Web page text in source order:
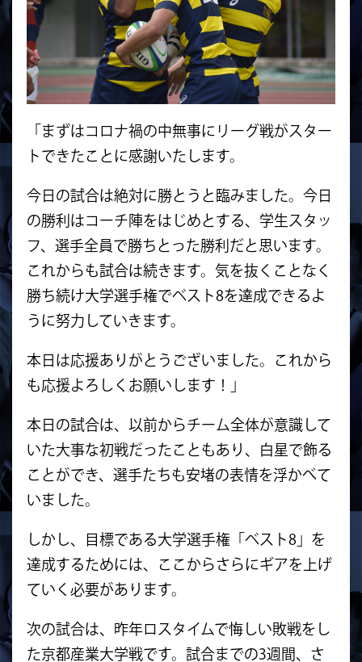
「まずはコロナ禍の中無事にリーグ戦がスター
トできたことに感謝いたします。
今日の試合は絶対に勝とうと臨みました。 今日
の勝利はコーチ陣をはじめとする、学生スタッ
フ、 選手全員で勝ちとった勝利だと思います。
これからも試合は続きます。 気を抜くことなく
勝ち続け大学選手権でベスト8を達成できるよ
う に努力していきます。
本日は応援ありがとうございました。これから
も応援よろしくお願いします！」
本日の試合は、以前からチーム全体が意識して
いた大事な初戦だったこともあり、白星で飾る
ことができ、選手たちも安堵の表情を浮かべて
いました。
しかし、目標である大学選手権「ベスト8」を
達成するためには、ここからさらにギアを上げ
ていく必要があります。
次の試合は、昨年ロスタイムで悔しい敗戦をし
た京都産業大学戦です。試合までの3週間、さ